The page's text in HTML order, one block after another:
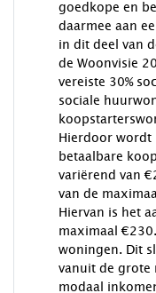
goedkope en
daarmee aan
in dit deel van
de Woonvisie
vereiste 30%
sociale
Hierdoor wordt
betaalbare
variërend van
van de
Hiervan is het
maximaal
woningen. Dit
vanuit de grote
modaal